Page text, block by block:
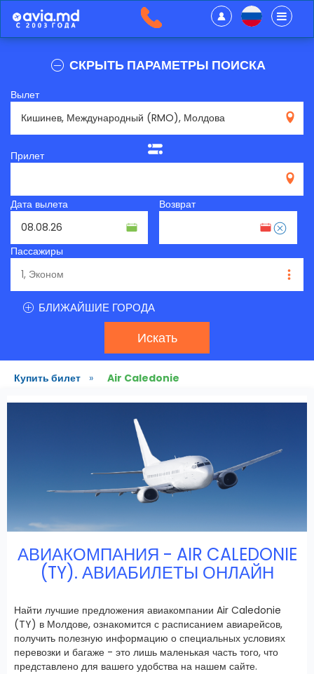
СКРЫТЬ ПАРАМЕТРЫ ПОИСКА
Вылет
Прилет
Дата вылета Возврат
Пассажиры
БЛИЖАЙШИЕ ГОРОДА
Искать
Купить билет » Air Caledonie
АВИАКОМПАНИЯ - AIR CALEDONIE
(TY). АВИАБИЛЕТЫ ОНЛАЙН
Найти лучшие предложения авиакомпании Air Caledonie
(TY) в Молдове, ознакомится с расписанием авиарейсов,
получить полезную информацию о специальных условиях
перевозки и багаже - это лишь маленькая часть того, что
представлено для вашего удобства на нашем сайте.